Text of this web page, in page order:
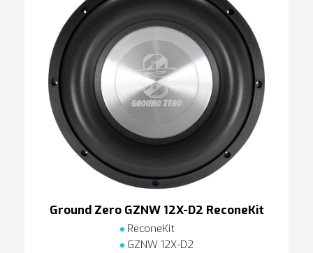
Ground Zero GZNW 12X-D2 ReconeKit
ReconeKit
GZNW 12X-D2